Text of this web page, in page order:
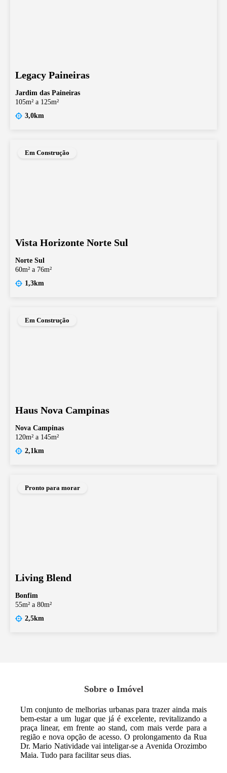
Legacy Paineiras
Jardim das Paineiras
105m² a 125m²
3,0km
Em Construção
Vista Horizonte Norte Sul
Norte Sul
60m² a 76m²
1,3km
Em Construção
Haus Nova Campinas
Nova Campinas
120m² a 145m²
2,1km
Pronto para morar
Living Blend
Bonfim
55m² a 80m²
2,5km
Sobre o Imóvel
Um conjunto de melhorias urbanas para trazer ainda mais
bem-estar a um lugar que já é excelente, revitalizando a
praça linear, em frente ao stand, com mais verde para a
região e nova opção de acesso. O prolongamento da Rua
Dr. Mario Natividade vai inteligar-se a Avenida Orozimbo
Maia. Tudo para facilitar seus dias.